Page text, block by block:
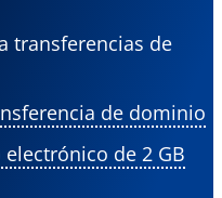
transferencias de
de dominio
de 2 GB